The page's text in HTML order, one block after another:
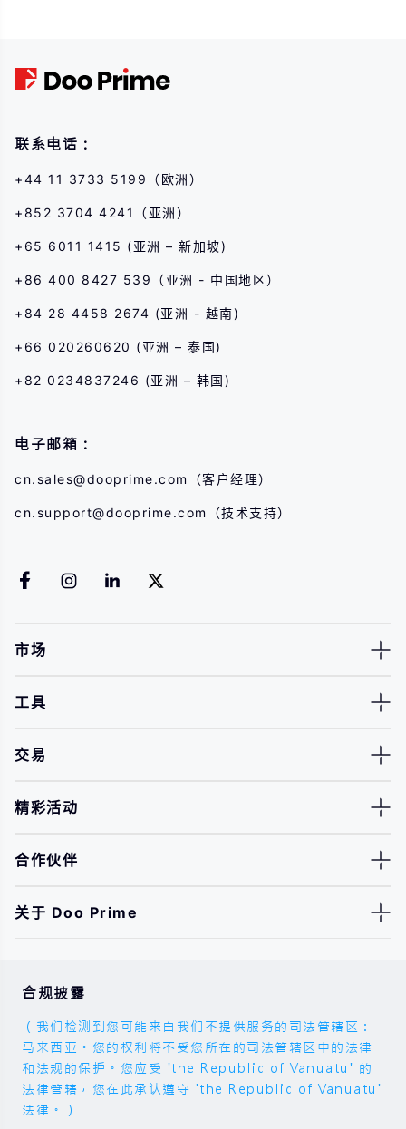
联系电话：
+44 11 3733 5199（欧洲）
+852 3704 4241（亚洲）
+65 6011 1415 (亚洲 – 新加坡)
+86 400 8427 539（亚洲 - 中国地区）
+84 28 4458 2674 (亚洲 - 越南)
+66 020260620 (亚洲 – 泰国)
+82 0234837246 (亚洲 – 韩国)
电子邮箱：
cn.sales@dooprime.com （客户经理）
cn.support@dooprime.com （技术支持）
市场
工具
交易
精彩活动
合作伙伴
关于 Doo Prime
合规披露
（我们检测到您可能来自我们不提供服务的司法管辖区：
马来西亚。您的权利将不受您所在的司法管辖区中的法律
和法规的保护。您应受 'the Republic of Vanuatu' 的
法律管辖，您在此承认遵守 'the Republic of Vanuatu'
法律。）